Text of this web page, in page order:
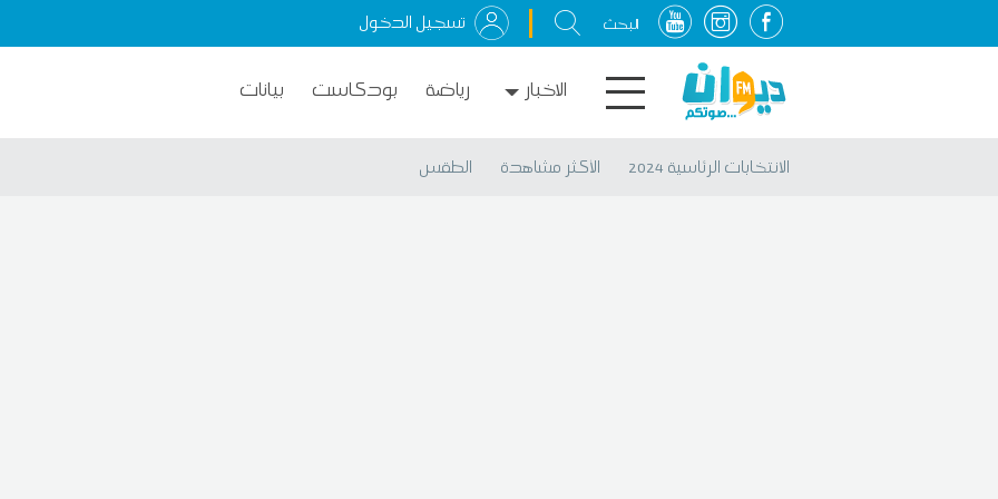
تسجيل الدخول
الاخبار رياضة بودكاست بيانات
الانتخابات الرئاسية 2024 الأكثر مشاهدة الطقس